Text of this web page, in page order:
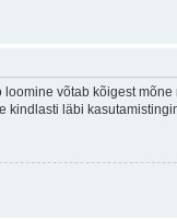
võtab kõigest
läbi